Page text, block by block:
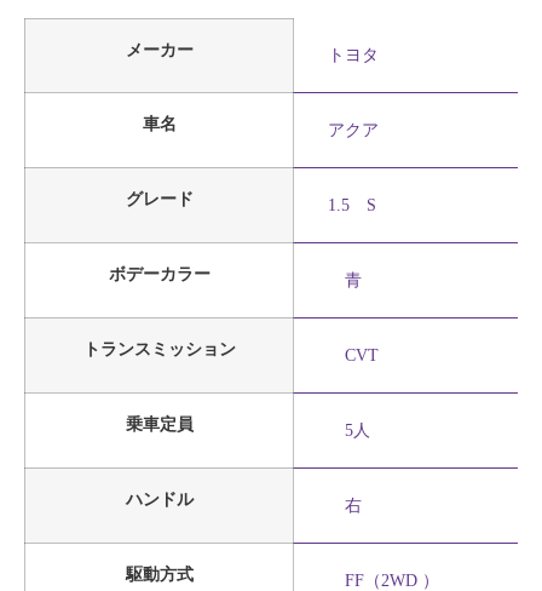
メーカー トヨタ
車名 アクア
グレード 1.5 S
ボデーカラー 青
トランスミッション CVT
乗車定員 5人
ハンドル 右
駆動方式 FF（2WD ）